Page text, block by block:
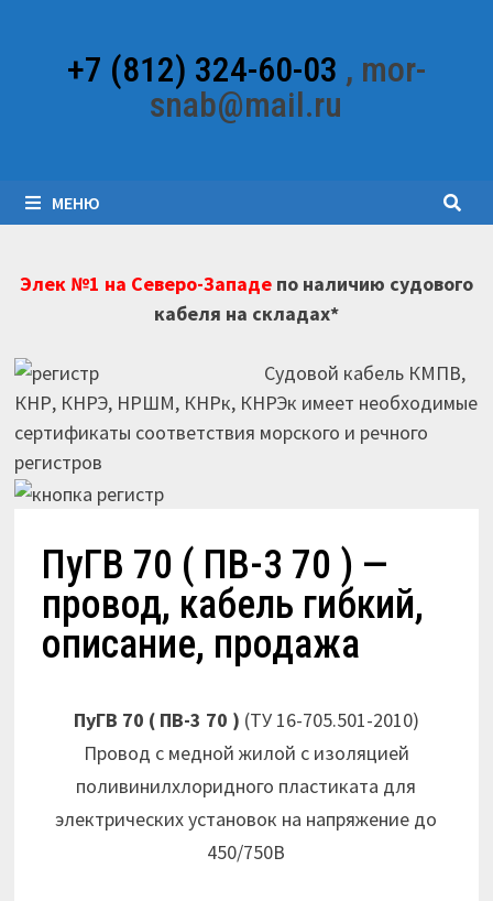
содержимому+7 (812) 324-60-03 , mor-
snab@mail.ru
МЕНЮ
Элек №1 на Северо-Западепо наличию судового
кабеля на складах*
Судовой кабель КМПВ,
КНР, КНРЭ, НРШМ, КНРк, КНРЭк имеет необходимые
сертификаты соответствия морского и речного
регистров
ПуГВ 70 ( ПВ-3 70 ) —
провод, кабель гибкий,
описание, продажа
ПуГВ 70 ( ПВ-3 70 ) (ТУ 16-705.501-2010)
Провод с медной жилой с изоляцией
поливинилхлоридного пластиката для
электрических установок на напряжение до
450/750В